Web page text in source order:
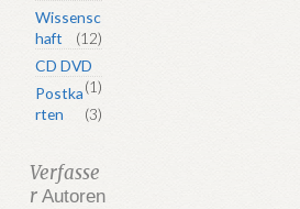
Wissensc
haft
(12)
CD DVD
(1)
Postka
rten
(3)
Verfasse
r Autoren